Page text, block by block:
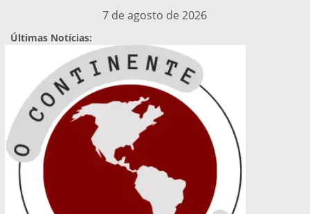
para
7 de agosto de 2026
Últimas Notícias: